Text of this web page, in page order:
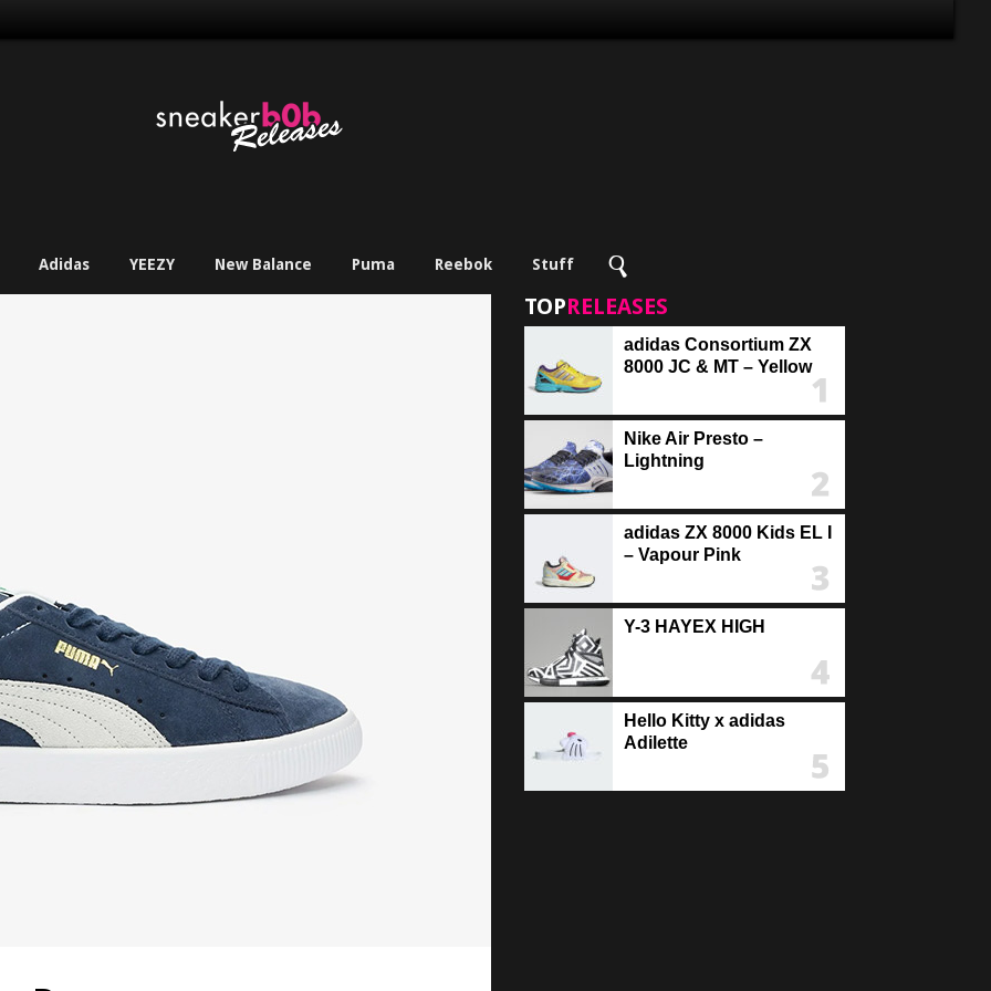
Adidas YEEZY New Balance Puma Reebok Stuff
TOPRELEASES
adidas Consortium ZX
8000 JC & MT – Yellow
Nike Air Presto –
Lightning
adidas ZX 8000 Kids EL I
– Vapour Pink
Y-3 HAYEX HIGH
Hello Kitty x adidas
Adilette